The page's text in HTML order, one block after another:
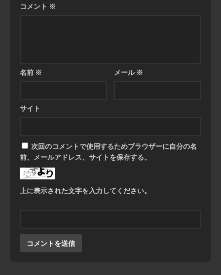
コメント ※
名前 ※ メール※
サイト
次回のコメントで使用するためブラウザーに自分の名
前、メールアドレス、サイトを保存する。
上に表示された文字を入力してください。